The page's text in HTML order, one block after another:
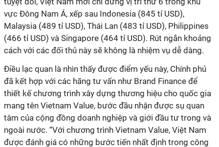
vực Đông Nam Á, xếp sau Indonesia (845 tỉ USD),
Malaysia (489 tỉ USD), Thái Lan (483 tỉ USD), Philippines
(466 tỉ USD) và Singapore (464 tỉ USD). Rút ngắn khoảng
cách với các đối thủ này sẽ không là nhiệm vụ dễ dàng.
Điều lạc quan là nhìn thấy được điểm yếu này, Chính phủ
đã kết hợp với các hãng tư vấn như Brand Finance để
thiết kế chương trình xây dựng thương hiệu cho quốc gia
mang tên Vietnam Value, bước đầu nhận được sụ quan
tâm của cộng đồng doanh nghiệp và giới đầu tư trong và
ngoài nước. “Với chương trình Vietnam Value, Việt Nam
được đánh giá có những bước tiến nhất định trong công